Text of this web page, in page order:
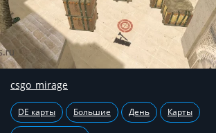
csgo_mirage
DE карты Большие День Карты